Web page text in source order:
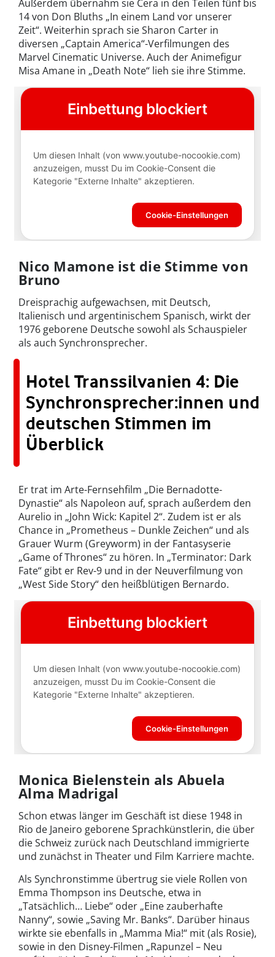
Außerdem übernahm sie Cera in den Teilen fünf bis
14 von Don Bluths „In einem Land vor unserer
Zeit“. Weiterhin sprach sie Sharon Carter in
diversen „Captain America“-Verfilmungen des
Marvel Cinematic Universe. Auch der Animefigur
Misa Amane in „Death Note“ lieh sie ihre Stimme.
Nico Mamone ist die Stimme von
Bruno
Dreisprachig aufgewachsen, mit Deutsch,
Italienisch und argentinischem Spanisch, wirkt der
1976 geborene Deutsche sowohl als Schauspieler
als auch Synchronsprecher.
Hotel Transsilvanien 4: Die
Synchronsprecher:innen und
deutschen Stimmen im
Überblick
Er trat im Arte-Fernsehfilm „Die Bernadotte-
Dynastie“ als Napoleon auf, sprach außerdem den
Aurelio in „John Wick: Kapitel 2“. Zudem ist er als
Chance in „Prometheus – Dunkle Zeichen“ und als
Grauer Wurm (Greyworm) in der Fantasyserie
„Game of Thrones“ zu hören. In „Terminator: Dark
Fate“ gibt er Rev-9 und in der Neuverfilmung von
„West Side Story“ den heißblütigen Bernardo.
Monica Bielenstein als Abuela
Alma Madrigal
Schon etwas länger im Geschäft ist diese 1948 in
Rio de Janeiro geborene Sprachkünstlerin, die über
die Schweiz zurück nach Deutschland immigrierte
und zunächst in Theater und Film Karriere machte.
Als Synchronstimme übertrug sie viele Rollen von
Emma Thompson ins Deutsche, etwa in
„Tatsächlich… Liebe“ oder „Eine zauberhafte
Nanny“, sowie „Saving Mr. Banks“. Darüber hinaus
wirkte sie ebenfalls in „Mamma Mia!“ mit (als Rosie),
sowie in den Disney-Filmen „Rapunzel – Neu